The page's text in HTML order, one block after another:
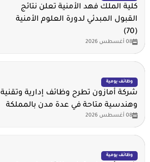
كلية الملك فهد الأمنية تعلن نتائج
القبول المبدئي لدورة العلوم الأمنية
(70)
08 أغسطس 2026
وظائف يومية
شركة أمازون تطرح وظائف إدارية وتقنية
وهندسية متاحة في عدة مدن بالمملكة
08 أغسطس 2026
وظائف يومية